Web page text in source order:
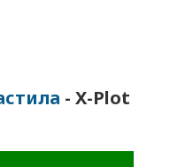
- X-Plot